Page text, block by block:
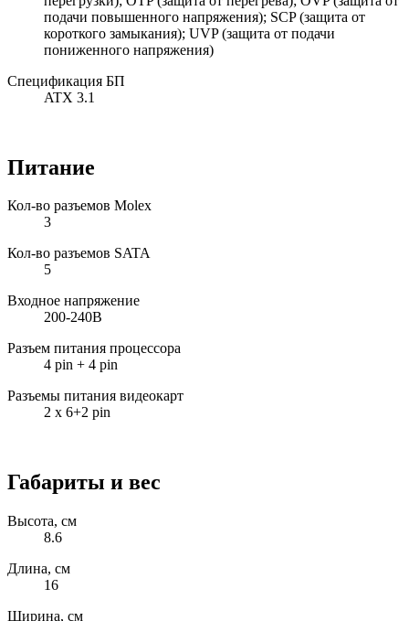
подачи повышенного напряжения); SCP (защита от
короткого замыкания); UVP (защита от подачи
пониженного напряжения)
Спецификация БП
ATX 3.1
Питание
Кол-во разъемов Molex
3
Кол-во разъемов SATA
5
Входное напряжение
200-240В
Разъем питания процессора
4 pin + 4 pin
Разъемы питания видеокарт
2 x 6+2 pin
Габариты и вес
Высота, см
8.6
Длина, см
16
Ширина, см